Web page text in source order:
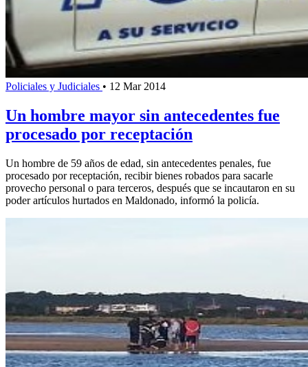
Policiales y Judiciales • 12 Mar 2014
Un hombre mayor sin antecedentes fue
procesado por receptación
Un hombre de 59 años de edad, sin antecedentes penales, fue
procesado por receptación, recibir bienes robados para sacarle
provecho personal o para terceros, después que se incautaron en su
poder artículos hurtados en Maldonado, informó la policía.